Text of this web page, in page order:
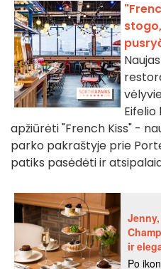
apžiūrėti "French Kiss" -
parko pakraštyje prie
patiks pasėdėti ir